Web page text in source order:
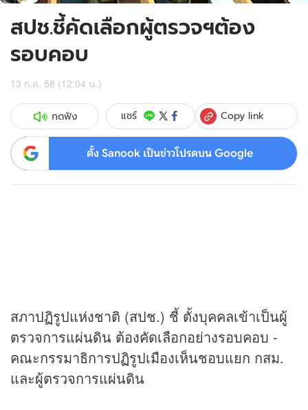
สปช.ชี้คัดเลือกผู้ตรวจฯต้อง
รอบคอบ
13 ก.ค. 58 (12:04 น.)
กดฟัง แชร์ Copy link
ตั้ง Sanook เป็นข่าวโปรดบน Google
สภาปฏิรูปแห่งชาติ (สปช.) ชี้ ตั้งบุคคลเข้าเป็นผู้
ตรวจการแผ่นดิน ต้องคัดเลือกอย่างรอบคอบ -
คณะกรรมาธิการปฏิรูปเมืองเห็นชอบแยก กสม.
และผู้ตรวจการแผ่นดิน